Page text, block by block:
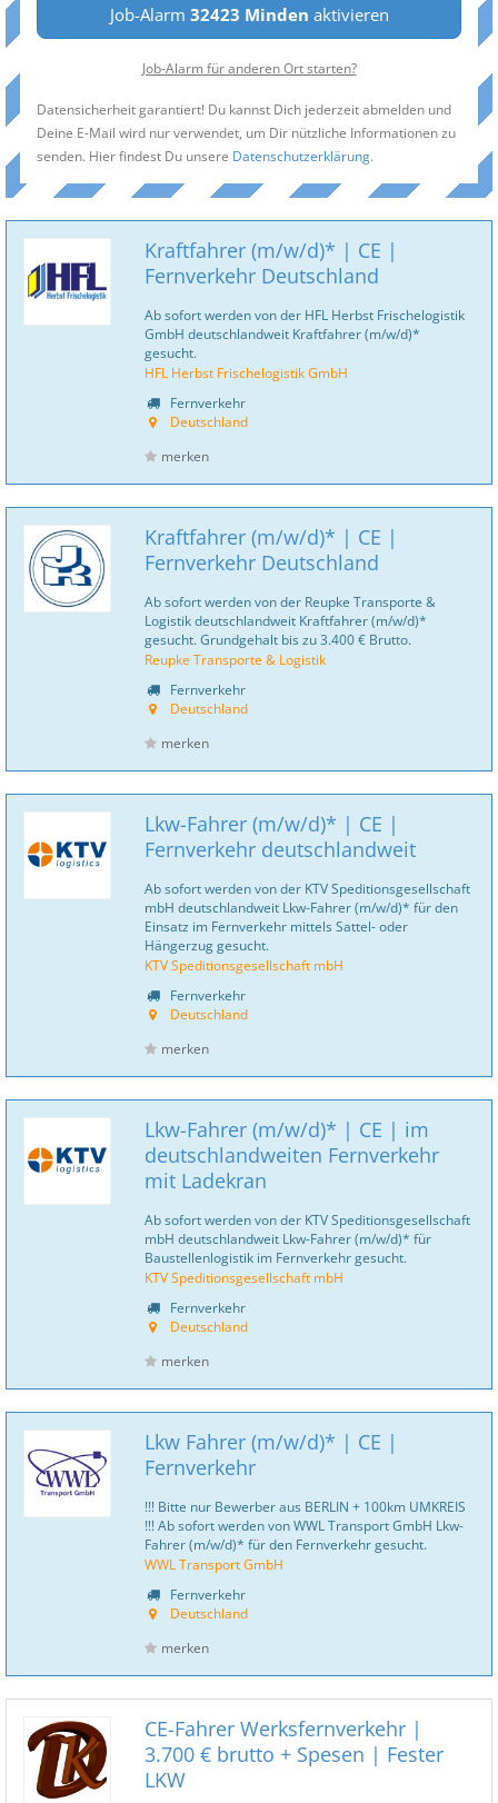
Job-Alarm 32423 Minden aktivieren
Job-Alarm für anderen Ort starten?
Datensicherheit garantiert! Du kannst Dich jederzeit abmelden und
Deine E-Mail wird nur verwendet, um Dir nützliche Informationen zu
senden. Hier findest Du unsere Datenschutzerklärung.
Kraftfahrer (m/w/d)* | CE |
Fernverkehr Deutschland
Ab sofort werden von der HFL Herbst Frischelogistik
GmbH deutschlandweit Kraftfahrer (m/w/d)*
gesucht.
HFL Herbst Frischelogistik GmbH
Fernverkehr
Deutschland
merken
Kraftfahrer (m/w/d)* | CE |
Fernverkehr Deutschland
Ab sofort werden von der Reupke Transporte &
Logistik deutschlandweit Kraftfahrer (m/w/d)*
gesucht. Grundgehalt bis zu 3.400 € Brutto.
Reupke Transporte & Logistik
Fernverkehr
Deutschland
merken
Lkw-Fahrer (m/w/d)* | CE |
Fernverkehr deutschlandweit
Ab sofort werden von der KTV Speditionsgesellschaft
mbH deutschlandweit Lkw-Fahrer (m/w/d)* für den
Einsatz im Fernverkehr mittels Sattel- oder
Hängerzug gesucht.
KTV Speditionsgesellschaft mbH
Fernverkehr
Deutschland
merken
Lkw-Fahrer (m/w/d)* | CE | im
deutschlandweiten Fernverkehr
mit Ladekran
Ab sofort werden von der KTV Speditionsgesellschaft
mbH deutschlandweit Lkw-Fahrer (m/w/d)* für
Baustellenlogistik im Fernverkehr gesucht.
KTV Speditionsgesellschaft mbH
Fernverkehr
Deutschland
merken
Lkw Fahrer (m/w/d)* | CE |
Fernverkehr
!!! Bitte nur Bewerber aus BERLIN + 100km UMKREIS
!!! Ab sofort werden von WWL Transport GmbH Lkw-
Fahrer (m/w/d)* für den Fernverkehr gesucht.
WWL Transport GmbH
Fernverkehr
Deutschland
merken
CE-Fahrer Werksfernverkehr |
3.700 € brutto + Spesen | Fester
LKW